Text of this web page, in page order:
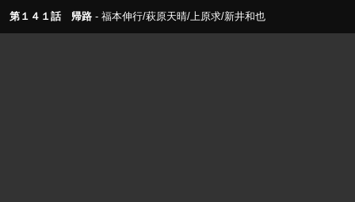
第１４１話 帰路 福本伸行/萩原天晴/上原求/新井和也